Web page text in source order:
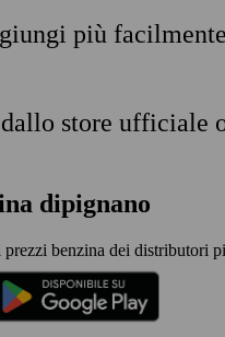
più
dallo store ufficiale
dipignano
prezzi benzina dei distributori